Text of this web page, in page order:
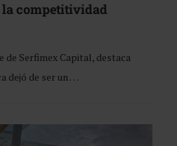
la competitividad
de Serfimex Capital, destaca
dejó de ser un …